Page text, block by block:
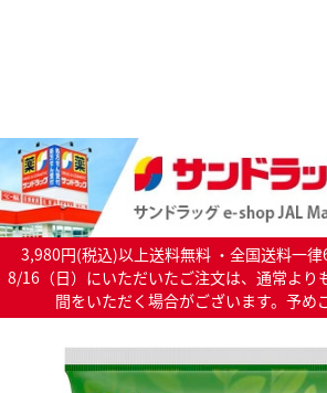
3,980円(税込)以上送料無料 ・全国送料一
8/16（日）にいただいたご注文は、通常より
間をいただく場合がございます。予め